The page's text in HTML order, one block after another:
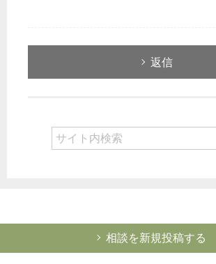
返信
相談を新規投稿する